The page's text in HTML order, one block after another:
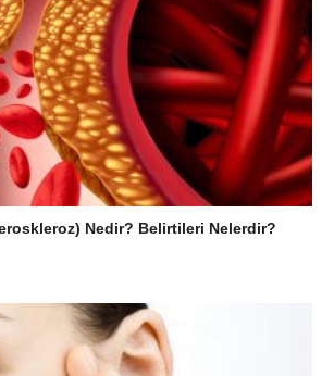
Nedir? Belirtileri Nelerdir?